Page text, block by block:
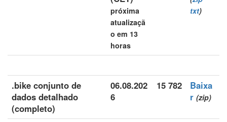
próxima
atualizaçã
o em 13
horas
txt)
.bike conjunto de
dados detalhado
(completo)
06.08.202
6
15 782
Baixa
r (zip)